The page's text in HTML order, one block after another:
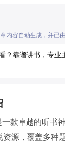
内容自动生成，并已
？靠谱讲书，专业
一款卓越的听书
资源，覆盖多种